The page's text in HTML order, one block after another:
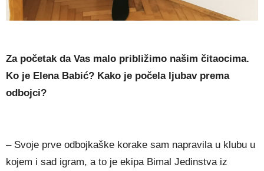
Za početak da Vas malo približimo našim čitaocima.
Ko je Elena Babić? Kako je počela ljubav prema
odbojci?
– Svoje prve odbojkaške korake sam napravila u klubu u
kojem i sad igram, a to je ekipa Bimal Jedinstva iz